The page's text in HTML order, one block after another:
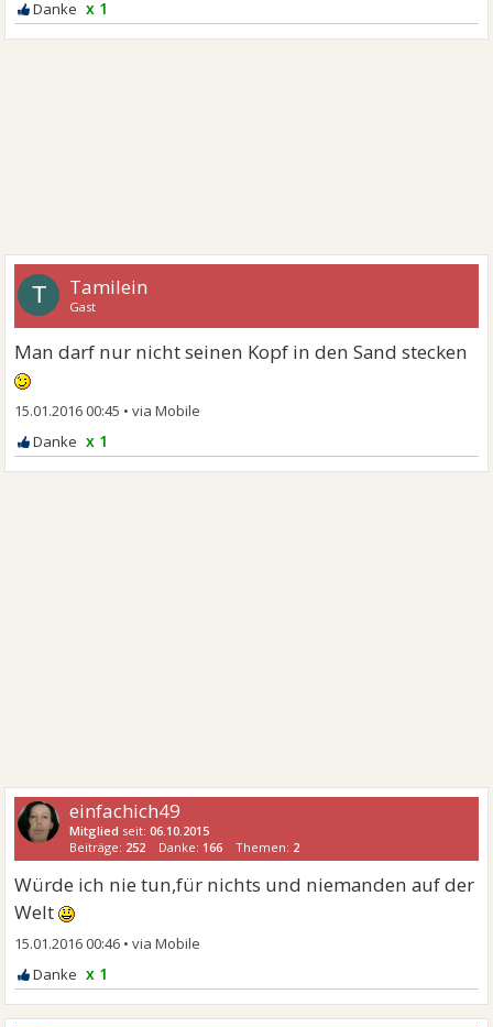
x 1
T Tamilein
Gast
Man darf nur nicht seinen Kopf in den Sand stecken
15.01.2016 00:45 •
x 1
einfachich49
Mitglied seit:06.10.2015
Beiträge: 252 Danke: 166 Themen: 2
Würde ich nie tun,für nichts und niemanden auf der
Welt
15.01.2016 00:46 •
x 1